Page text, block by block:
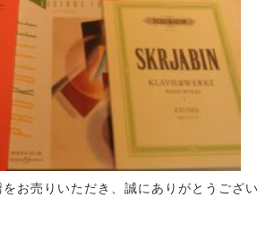
お売りいただき、誠にありがとうござい